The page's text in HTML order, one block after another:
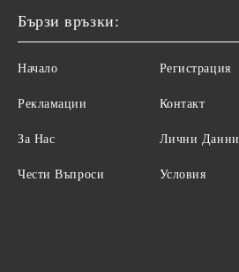
Бързи връзки:
Начало
Рекламации
За Нас
Чести Въпроси
Регистрация
Контакт
Лични Данни
Условия